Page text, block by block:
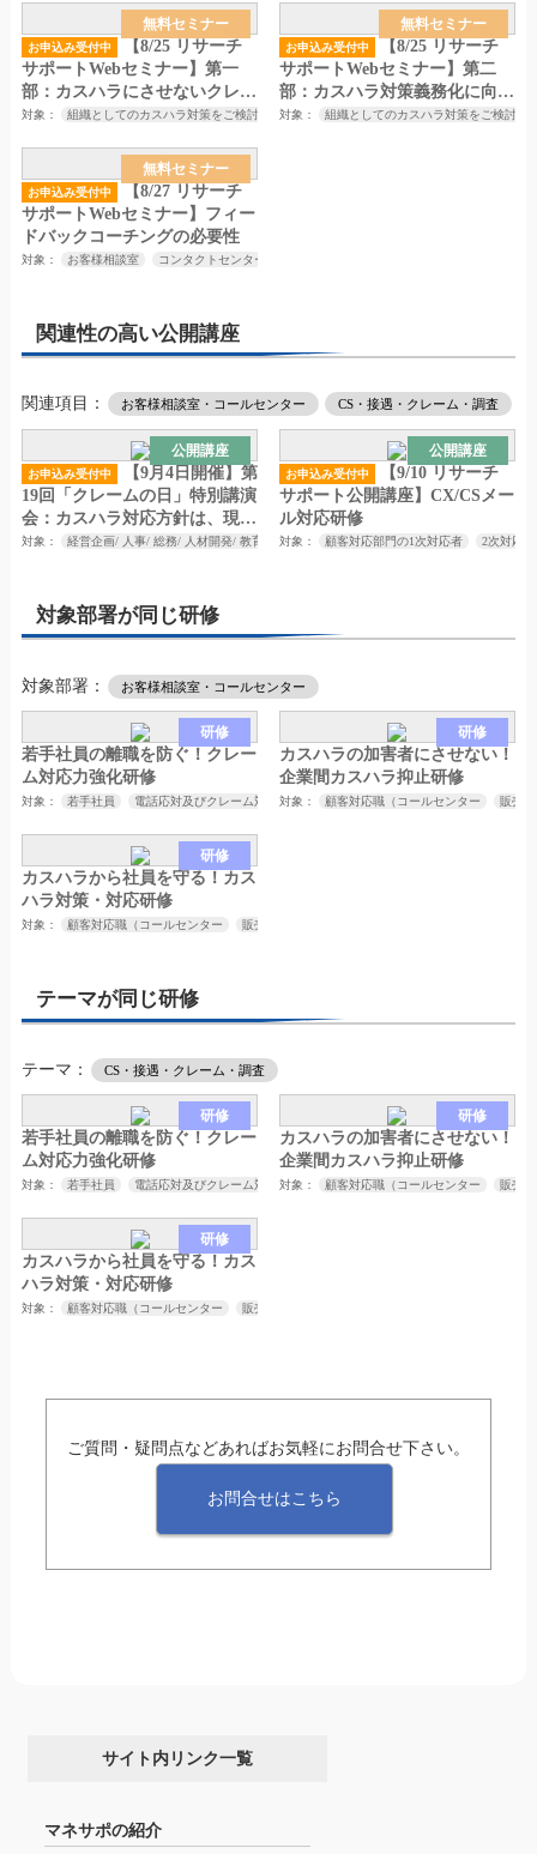
無料セミナー
お申込み受付中
【8/25 リサーチ
サポートWebセミナー】第一
部：カスハラにさせないクレー
ム対応の心構えとスキル～厚生
化、改正労働施策総合推進法の
施行を見据えたカスハラ対策セ
ミナー～
対象： 組織としてのカスハラ対策をご検討中の方 カスハラ対策にご興味をお持ちの方（コ
無料セミナー
お申込み受付中
【8/25 リサーチ
サポートWebセミナー】第二
部：カスハラ対策義務化に向け
てやっておくべきこと～厚生労
対象： 組織としてのカスハラ対策をご検討中
無料セミナー
お申込み受付中
【8/27 リサーチ
サポートWebセミナー】フィー
ドバックコーチングの必要性
対象： お客様相談室 コンタクトセンター
関連性の高い公開講座
関連項目： お客様相談室・コールセンター CS・接遇・クレーム・調査
公開講座
お申込み受付中
【9月4日開催】第
19回「クレームの日」特別講演
会：カスハラ対応方針は、現場
まで落とし込めていますか？
対象： 経営企画/ 人事/ 総務/ 人材開発/ 教育研修担当者/ お客様相談室/ コールセンター/ コン
公開講座
お申込み受付中
【9/10 リサーチ
サポート公開講座】CX/CSメー
ル対応研修
対象： 顧客対応部門の1次対応者 2次対応
対象部署が同じ研修
対象部署： お客様相談室・コールセンター
研修
若手社員の離職を防ぐ！クレー
ム対応力強化研修
対象： 若手社員 電話応対及びクレーム対応担当者
研修
カスハラの加害者にさせない！
企業間カスハラ抑止研修
対象： 顧客対応職（コールセンター 販売
研修
カスハラから社員を守る！カス
ハラ対策・対応研修
対象： 顧客対応職（コールセンター 販売
テーマが同じ研修
テーマ： CS・接遇・クレーム・調査
研修
若手社員の離職を防ぐ！クレー
ム対応力強化研修
対象： 若手社員 電話応対及びクレーム対応担当者
研修
カスハラの加害者にさせない！
企業間カスハラ抑止研修
対象： 顧客対応職（コールセンター 販売
研修
カスハラから社員を守る！カス
ハラ対策・対応研修
対象： 顧客対応職（コールセンター 販売
ご質問・疑問点などあればお気軽にお問合せ下さい。
お問合せはこちら
サイト内リンク一覧
マネサポの紹介